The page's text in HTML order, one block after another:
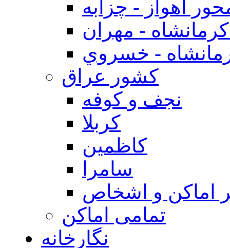
اهواز - چزابه
- مهران
- خسروي
كشور عراق
نجف و كوفه
كربلا
كاظمين
سامرا
اماكن و اشخاص
تمامی اماکن
نگارخانه